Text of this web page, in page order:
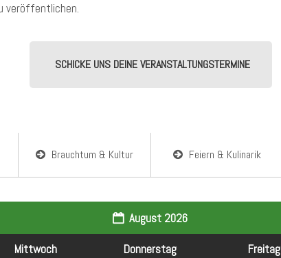
veröffentlichen.
SCHICKE UNS DEINE VERANSTALTUNGSTERMINE
Brauchtum & Kultur Feiern & Kulinarik
August 2026
Mittwoch Donnerstag Freitag